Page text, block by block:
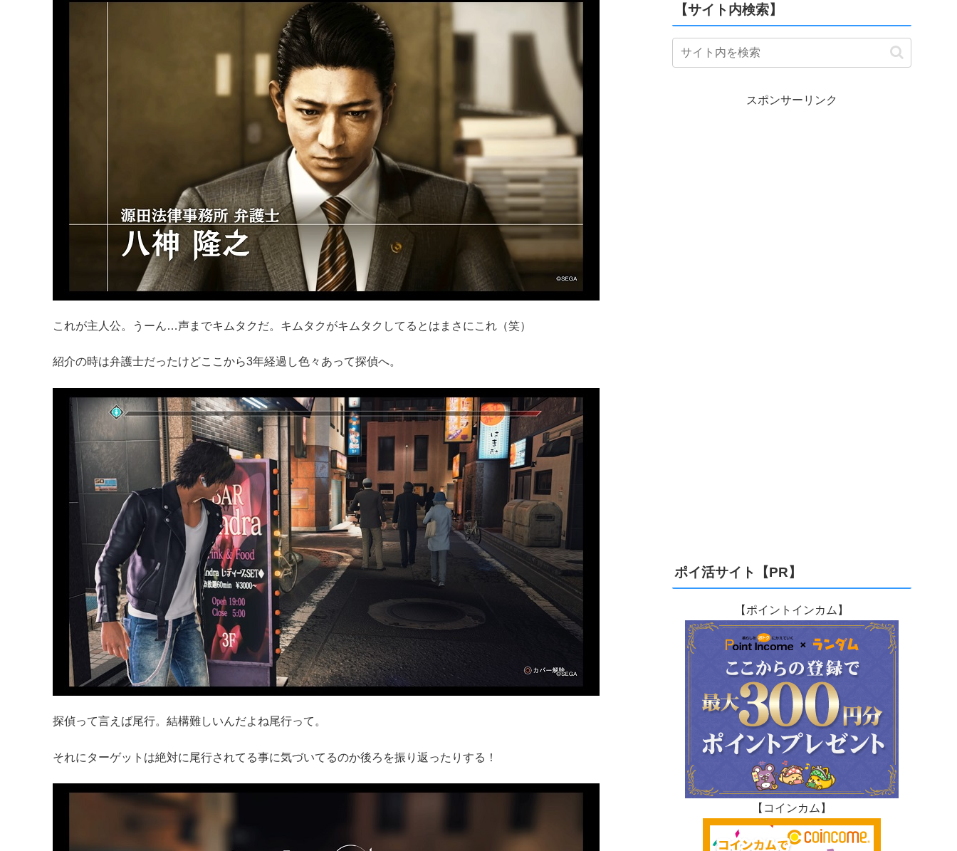
これが主人公。うーん…声までキムタクだ。キムタクがキムタクしてるとはまさにこれ（笑）
紹介の時は弁護士だったけどここから3年経過し色々あって探偵へ。
探偵って言えば尾行。結構難しいんだよね尾行って。
それにターゲットは絶対に尾行されてる事に気づいてるのか後ろを振り返ったりする！
【サイト内検索】
スポンサーリンク
ポイ活サイト【PR】
【ポイントインカム】
【コインカム】